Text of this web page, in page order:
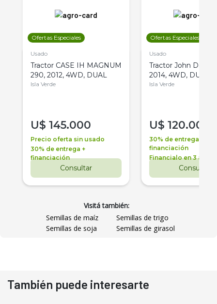
Ofertas Especiales
Usado
Tractor CASE IH MAGNUM
290, 2012, 4WD, DUAL
Isla Verde
U$ 145.000
Precio oferta sin usado
30% de entrega +
financiación
Consultar
Ofertas Especiales
Usado
Tractor John Deere
2014, 4WD, DUAL
Isla Verde
U$ 120.000
30% de entrega +
financiación
Financialo en 3 años
Consultar
Visitá también:
Semillas de maíz
Semillas de trigo
Semillas de soja
Semillas de girasol
También puede interesarte